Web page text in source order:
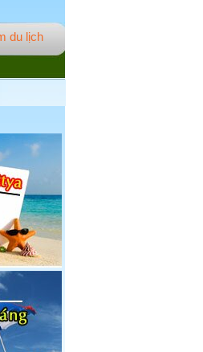
du lịch